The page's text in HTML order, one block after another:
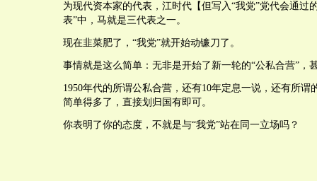
为现代资本家的代表，江时代【但写入“我党”党代会通过
表”中，马就是三代表之一。
现在韭菜肥了，“我党”就开始动镰刀了。
事情就是这么简单：无非是开始了新一轮的“公私合营”，
1950年代的所谓公私合营，还有10年定息一说，还有所谓
简单得多了，直接划归国有即可。
你表明了你的态度，不就是与“我党”站在同一立场吗？